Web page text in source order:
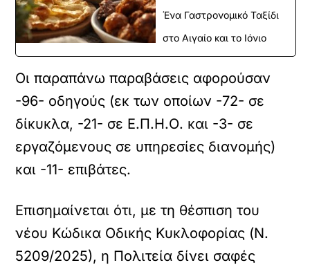
Ένα Γαστρονομικό Ταξίδι
στο Αιγαίο και το Ιόνιο
Οι παραπάνω παραβάσεις αφορούσαν
-96- οδηγούς (εκ των οποίων -72- σε
δίκυκλα, -21- σε Ε.Π.Η.Ο. και -3- σε
εργαζόμενους σε υπηρεσίες διανομής)
και -11- επιβάτες.
Επισημαίνεται ότι, με τη θέσπιση του
νέου Κώδικα Οδικής Κυκλοφορίας (Ν.
5209/2025), η Πολιτεία δίνει σαφές